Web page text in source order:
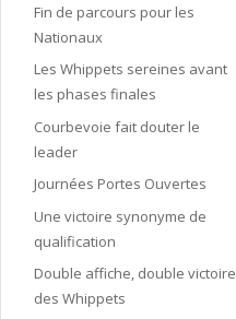
Fin de parcours pour les
Nationaux
Les Whippets sereines avant
les phases finales
Courbevoie fait douter le
leader
Journées Portes Ouvertes
Une victoire synonyme de
qualification
Double affiche, double victoire
des Whippets